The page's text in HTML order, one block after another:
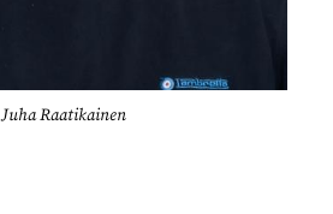
Juha Raatikainen